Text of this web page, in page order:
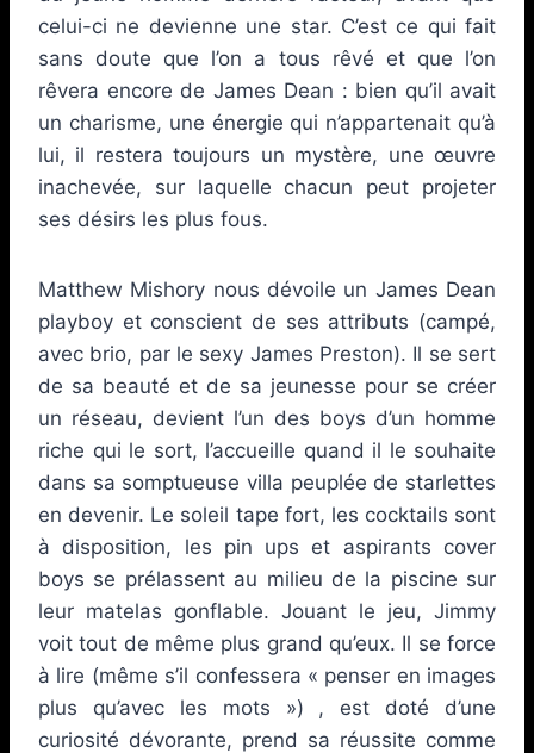
celui-ci ne devienne une star. C’est ce qui fait
sans doute que l’on a tous rêvé et que l’on
rêvera encore de James Dean : bien qu’il avait
un charisme, une énergie qui n’appartenait qu’à
lui, il restera toujours un mystère, une œuvre
inachevée, sur laquelle chacun peut projeter
ses désirs les plus fous.
Matthew Mishory nous dévoile un James Dean
playboy et conscient de ses attributs (campé,
avec brio, par le sexy James Preston). Il se sert
de sa beauté et de sa jeunesse pour se créer
un réseau, devient l’un des boys d’un homme
riche qui le sort, l’accueille quand il le souhaite
dans sa somptueuse villa peuplée de starlettes
en devenir. Le soleil tape fort, les cocktails sont
à disposition, les pin ups et aspirants cover
boys se prélassent au milieu de la piscine sur
leur matelas gonflable. Jouant le jeu, Jimmy
voit tout de même plus grand qu’eux. Il se force
à lire (même s’il confessera « penser en images
plus qu’avec les mots ») , est doté d’une
curiosité dévorante, prend sa réussite comme